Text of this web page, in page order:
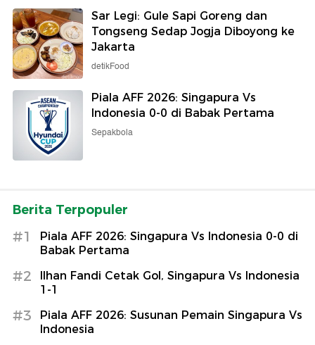
Sar Legi: Gule Sapi Goreng dan
Tongseng Sedap Jogja Diboyong ke
Jakarta
detikFood
Piala AFF 2026: Singapura Vs
Indonesia 0-0 di Babak Pertama
Sepakbola
Berita Terpopuler
#1
Piala AFF 2026: Singapura Vs Indonesia 0-0 di
Babak Pertama
#2
Ilhan Fandi Cetak Gol, Singapura Vs Indonesia
1-1
#3
Piala AFF 2026: Susunan Pemain Singapura Vs
Indonesia